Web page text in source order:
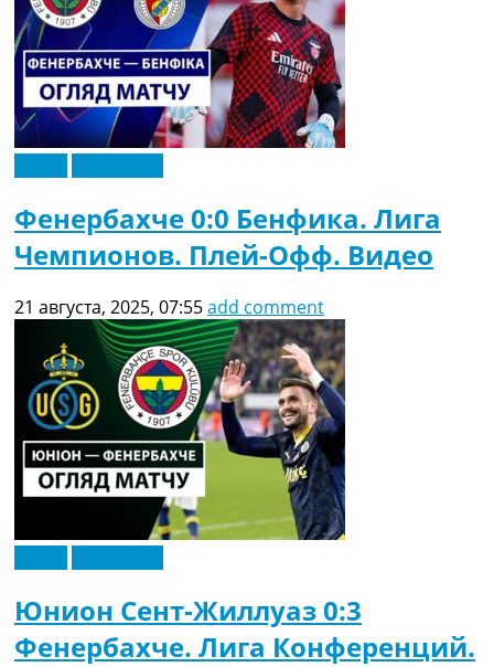
Фенербахче 0:0 Бенфика. Лига
Чемпионов. Плей-Офф. Видео
21 августа, 2025, 07:55add comment
Юнион Сент-Жиллуаз 0:3
Фенербахче. Лига Конференций.